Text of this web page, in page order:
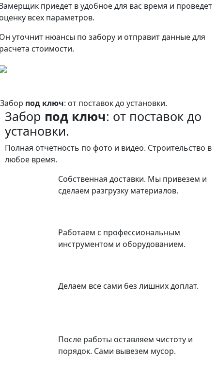
приедет в удобное для вас время и проведет
всех параметров.
уточнит нюансы по забору и отправит данные для
стоимости.
Забор под ключ: от поставок до установки.
Забор под ключ: от поставок до
установки.
Полная отчетность по фото и видео. Строительство в
любое время.
Собственная доставки. Мы привезем и
сделаем разгрузку материалов.
Работаем с профессиональным
инструментом и оборудованием.
Делаем все сами без лишних доплат.
После работы оставляем чистоту и
порядок. Сами вывезем мусор.